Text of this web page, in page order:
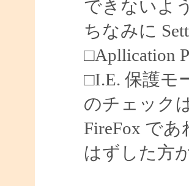
できないよ
ちなみに
□Apllication
□I.E. 保護モ
のチェック
FireFox で
はずした方